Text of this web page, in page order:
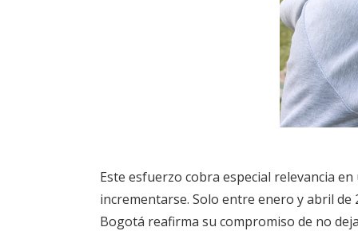
Este esfuerzo cobra especial relevancia
incrementarse. Solo entre enero y abril de
Bogotá reafirma su compromiso de no